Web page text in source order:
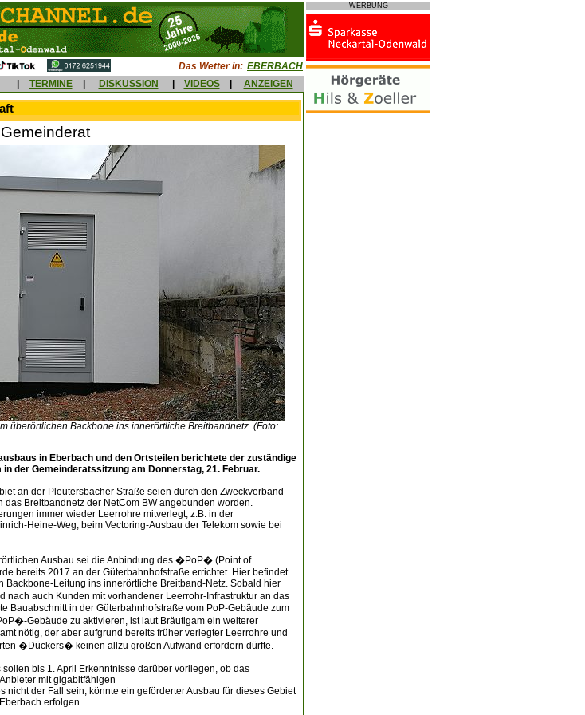
Das Wetter in: EBERBACH
TERMINE DISKUSSION VIDEOS ANZEIGEN
überörtlichen Backbone ins innerörtliche Breitbandnetz. (Foto:
in Eberbach und den Ortsteilen berichtete der zuständige
der Gemeinderatssitzung am Donnerstag, 21. Februar.
an der Pleutersbacher Straße seien durch den Zweckverband
Breitbandnetz der NetCom BW angebunden worden.
immer wieder Leerrohre mitverlegt, z.B. in der
Heine-Weg, beim Vectoring-Ausbau der Telekom sowie bei
Ausbau sei die Anbindung des �PoP� (Point of
bereits 2017 an der Güterbahnhofstraße errichtet. Hier befindet
Backbone-Leitung ins innerörtliche Breitband-Netz. Sobald hier
auch Kunden mit vorhandener Leerrohr-Infrastruktur an das
Bauabschnitt in der Güterbahnhofstraße vom PoP-Gebäude zum
Gebäude zu aktivieren, ist laut Bräutigam ein weiterer
nötig, der aber aufgrund bereits früher verlegter Leerrohre und
�Dückers� keinen allzu großen Aufwand erfordern dürfte.
bis 1. April Erkenntnisse darüber vorliegen, ob das
mit gigabitfähigen
nicht der Fall sein, könnte ein geförderter Ausbau für dieses Gebiet
erfolgen.
WERBUNG